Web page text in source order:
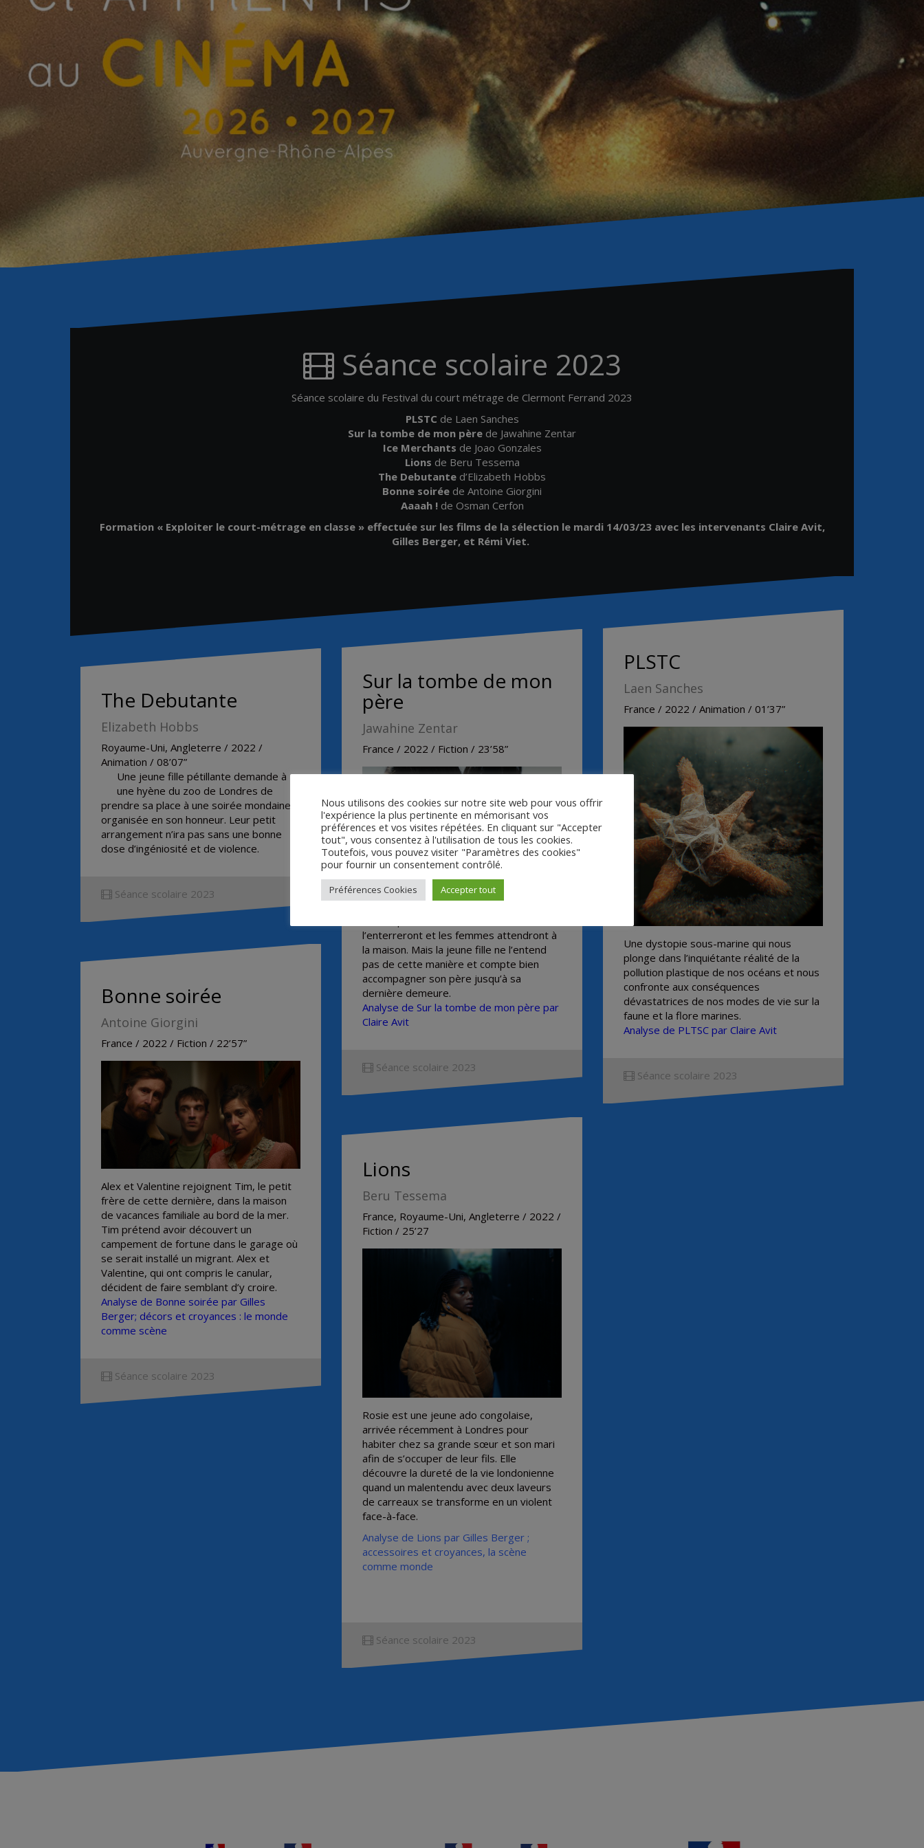
Séance scolaire 2023
Séance scolaire du Festival du court métrage de Clermont Ferrand 2023
PLSTC de Laen Sanches
Sur la tombe de mon père de Jawahine Zentar
Ice Merchants de Joao Gonzales
Lions de Beru Tessema
The Debutante d’Elizabeth Hobbs
Bonne soirée de Antoine Giorgini
Aaaah !de Osman Cerfon
Formation « Exploiter le court-métrage en classe » effectuée sur les films de la sélection le mardi 14/03/23 avec les intervenants Claire Avit,
Gilles Berger, et Rémi Viet.
The Debutante
Elizabeth Hobbs
Royaume-Uni, Angleterre / 2022 /
Animation / 08’07”
Une jeune fille pétillante demande à
une hyène du zoo de Londres de
prendre sa place à une soirée mondaine
organisée en son honneur. Leur petit
arrangement n’ira pas sans une bonne
dose d’ingéniosité et de violence.
Séance scolaire 2023
Sur la tombe de mon
père
Jawahine Zentar
France / 2022 / Fiction / 23’58”
Maïne roule vers un village marocain
l’enterreront et les femmes attendront à
la maison. Mais la jeune fille ne l’entend
pas de cette manière et compte bien
accompagner son père jusqu’à sa
dernière demeure.
Analyse de Sur la tombe de mon père par
Claire Avit
Séance scolaire 2023
PLSTC
Laen Sanches
France / 2022 / Animation / 01’37”
Une dystopie sous-marine qui nous
plonge dans l’inquiétante réalité de la
pollution plastique de nos océans et nous
confronte aux conséquences
dévastatrices de nos modes de vie sur la
faune et la flore marines.
Analyse de PLTSC par Claire Avit
Séance scolaire 2023
Bonne soirée
Antoine Giorgini
France / 2022 / Fiction / 22’57”
Alex et Valentine rejoignent Tim, le petit
frère de cette dernière, dans la maison
de vacances familiale au bord de la mer.
Tim prétend avoir découvert un
campement de fortune dans le garage où
se serait installé un migrant. Alex et
Valentine, qui ont compris le canular,
décident de faire semblant d’y croire.
Analyse de Bonne soirée par Gilles
Berger; décors et croyances : le monde
comme scène
Séance scolaire 2023
Lions
Beru Tessema
France, Royaume-Uni, Angleterre / 2022 /
Fiction / 25’27
Rosie est une jeune ado congolaise,
arrivée récemment à Londres pour
habiter chez sa grande sœur et son mari
afin de s’occuper de leur fils. Elle
découvre la dureté de la vie londonienne
quand un malentendu avec deux laveurs
de carreaux se transforme en un violent
face-à-face.
Analyse de Lions par Gilles Berger ;
accessoires et croyances, la scène
comme monde
Séance scolaire 2023
Nous utilisons des cookies sur notre site web pour vous offrir
l'expérience la plus pertinente en mémorisant vos
préférences et vos visites répétées. En cliquant sur "Accepter
tout", vous consentez à l'utilisation de tous les cookies.
Toutefois, vous pouvez visiter "Paramètres des cookies"
pour fournir un consentement contrôlé.
Préférences Cookies Accepter tout